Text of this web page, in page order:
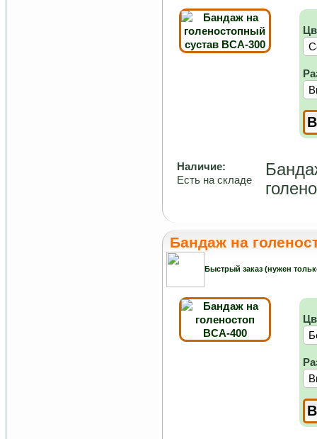
Наличие:
Есть на складе
Бандаж на
Быстрый заказ (нужен